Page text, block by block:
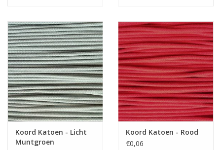
Koord Katoen - Licht
Muntgroen
Koord Katoen - Rood
€0,06